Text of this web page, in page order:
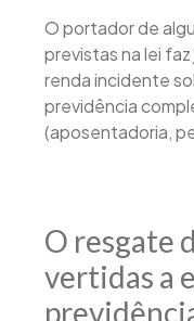
O portador de
previstas na lei
renda incidente
previdência
(aposentadoria,
O resgate
vertidas a